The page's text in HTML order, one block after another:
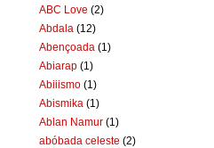
ABC Love (2)
Abdala (12)
Abençoada (1)
Abiarap (1)
Abiiismo (1)
Abismika (1)
Ablan Namur (1)
abóbada celeste (2)